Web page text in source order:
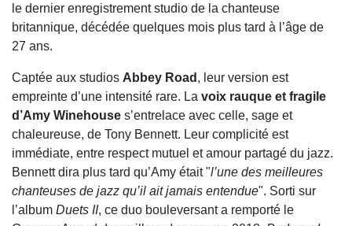
le dernier enregistrement studio de la chanteuse
britannique, décédée quelques mois plus tard à l’âge de
27 ans.
Captée aux studios Abbey Road , leur version est
empreinte d’une intensité rare. La voix rauque et fragile
d’Amy Winehouse s’entrelace avec celle, sage et
chaleureuse, de Tony Bennett. Leur complicité est
immédiate, entre respect mutuel et amour partagé du jazz.
Bennett dira plus tard qu’Amy était "l’une des meilleures
chanteuses de jazz qu’il ait jamais entendue". Sorti sur
l’album Duets II, ce duo bouleversant a remporté le